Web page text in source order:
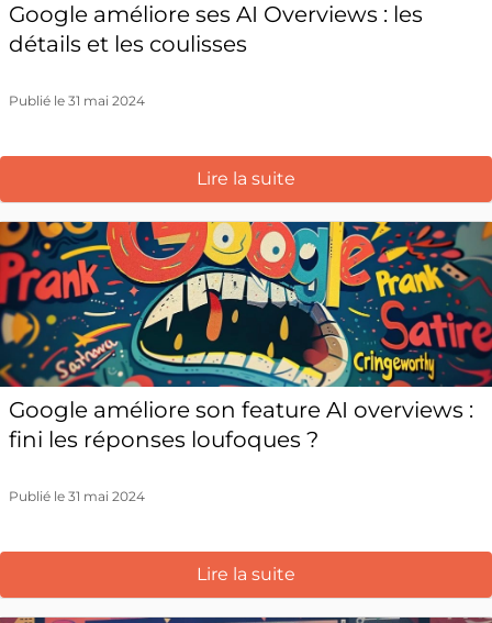
Google améliore ses AI Overviews : les
détails et les coulisses
Publié le 31 mai 2024
Lire la suite
Google améliore son feature AI overviews :
fini les réponses loufoques ?
Publié le 31 mai 2024
Lire la suite